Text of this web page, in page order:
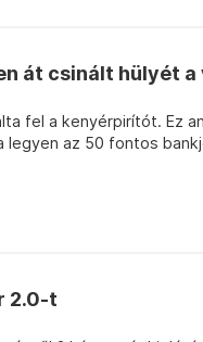
át csinált hülyét a
fel a kenyérpirítót. Ez
legyen az 50 fontos
2.0-t